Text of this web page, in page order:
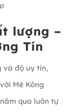
lượng –
Tín
và độ uy tín,
Mê Kông
qua luôn tự